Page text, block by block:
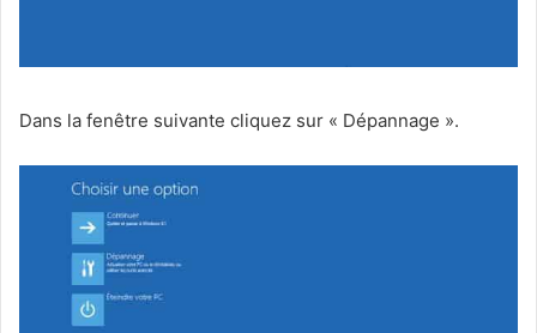
Dans la fenêtre suivante cliquez sur « Dépannage ».